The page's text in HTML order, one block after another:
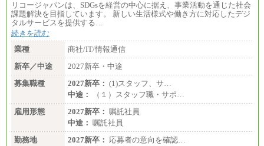
リコージャパンは、SDGsを経営の中心に据え、事業活動を通じた社会
課題解決を目指しています。 新しい生活様式や働き方に対応したデジ
タルサービスを提供する…
続きを読む
業種
商社/IT/情報通信
新卒／中途
2027新卒・中途
募集職種
2027新卒： (1)スタッフ、サ…
中途：
（１）スタッフ職・サポ…
雇用形態
2027新卒： 嘱託社員
中途： 嘱託社員
勤務地
2027新卒： 応募者の意向を確認…